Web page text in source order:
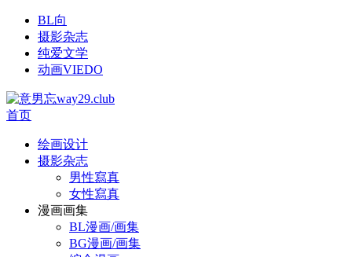
BL向
摄影杂志
纯爱文学
动画VIEDO
首页
绘画设计
摄影杂志
男性寫真
女性寫真
漫画画集
BL漫画/画集
BG漫画/画集